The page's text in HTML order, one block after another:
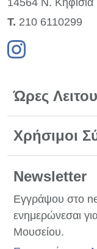
14564 Ν. Κηφισιά
Τ. 210 6110299
Ώρες
Χρήσιμοι
Newsletter
Εγγράψου στο
ενημερώνεσαι
Μουσείου.